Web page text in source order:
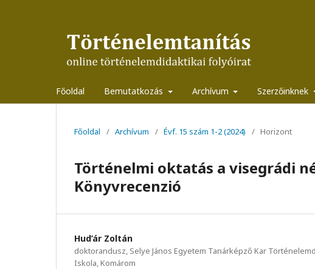
Főoldal Bemutatkozás Archívum Szerzőinknek
Főoldal / Archívum / Évf. 15 szám 1-2 (2024) / Horizont
Történelmi oktatás a visegrádi
Könyvrecenzió
Hud’ár Zoltán
doktorandusz, Selye János Egyetem Tanárképző Kar
Iskola, Komárom